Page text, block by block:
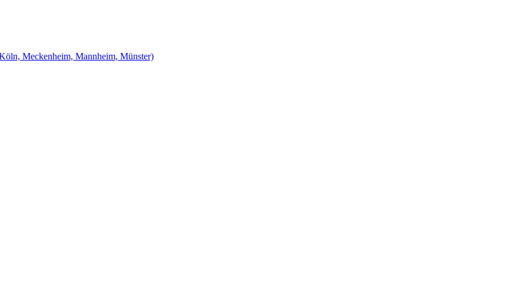
Meckenheim, Mannheim, Münster)